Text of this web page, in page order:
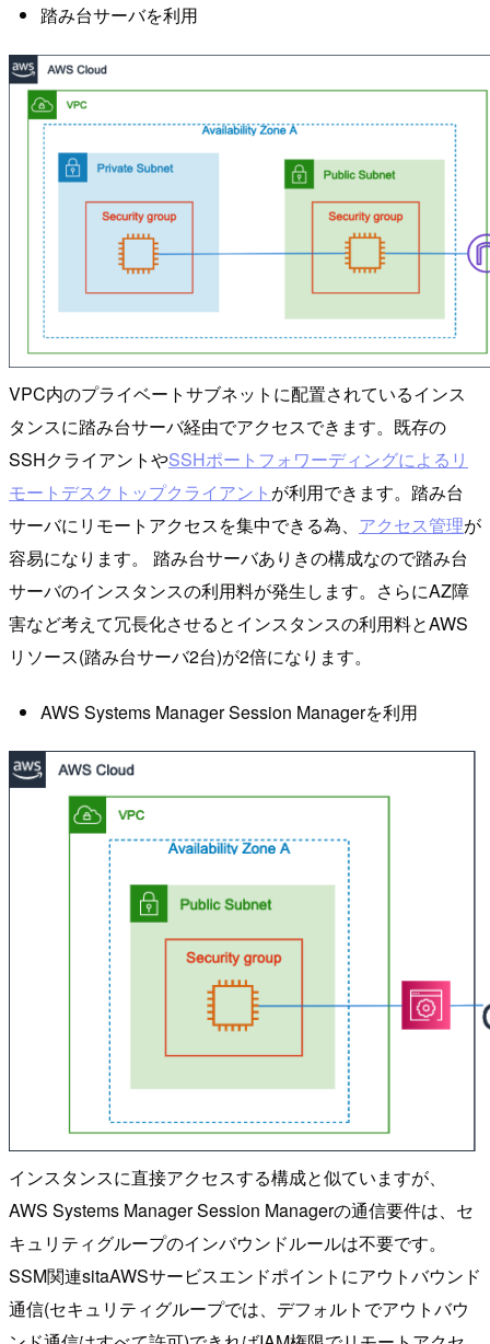
踏み台サーバを利用
VPC内のプライベートサブネットに配置されているインス
タンスに踏み台サーバ経由でアクセスできます。既存の
SSHクライアントやSSHポートフォワーディングによるリ
モートデスクトップクライアント が利用できます。踏み台
サーバにリモートアクセスを集中できる為、 アクセス管理が
容易になります。 踏み台サーバありきの構成なので踏み台
サーバのインスタンスの利用料が発生します。さらにAZ障
害など考えて冗長化させるとインスタンスの利用料とAWS
リソース(踏み台サーバ2台)が2倍になります。
AWS Systems Manager Session Managerを利用
インスタンスに直接アクセスする構成と似ていますが、
AWS Systems Manager Session Managerの通信要件は、セ
キュリティグループのインバウンドルールは不要です。
SSM関連sitaAWSサービスエンドポイントにアウトバウンド
通信(セキュリティグループでは、デフォルトでアウトバウ